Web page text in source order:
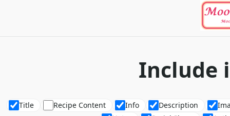
Include
Title Recipe Content Info Description